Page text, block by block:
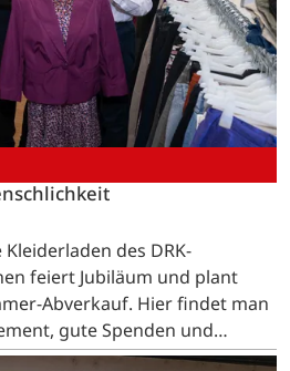
des DRK-
feiert Jubiläum und plant
Abverkauf. Hier findet man
gute Spenden und
an der Münstereifeler Straße in